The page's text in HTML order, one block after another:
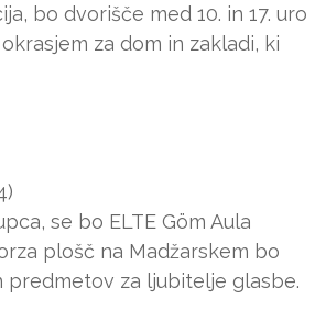
bo dvorišče med 10. in 17. uro
za dom in zakladi, ki
se bo ELTE Göm Aula
plošč na Madžarskem bo
predmetov za ljubitelje glasbe.